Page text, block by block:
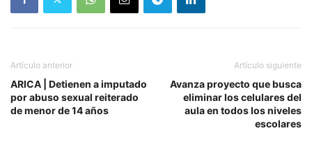
Artículo anterior
ARICA | Detienen a imputado
por abuso sexual reiterado
de menor de 14 años
Artículo siguiente
Avanza proyecto que busca
eliminar los celulares del
aula en todos los niveles
escolares